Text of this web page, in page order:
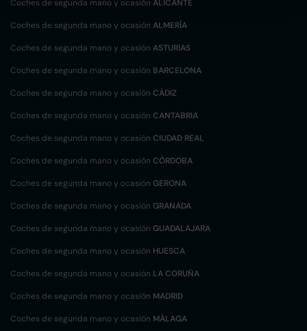
Coches de segunda mano y ocasión ALICANTE
Coches de segunda mano y ocasión ALMERÍA
Coches de segunda mano y ocasión ASTURIAS
Coches de segunda mano y ocasión BARCELONA
Coches de segunda mano y ocasión CÁDIZ
Coches de segunda mano y ocasión CANTABRIA
Coches de segunda mano y ocasión CIUDAD REAL
Coches de segunda mano y ocasión CÓRDOBA
Coches de segunda mano y ocasión GERONA
Coches de segunda mano y ocasión GRANADA
Coches de segunda mano y ocasión GUADALAJARA
Coches de segunda mano y ocasión HUESCA
Coches de segunda mano y ocasión LA CORUÑA
Coches de segunda mano y ocasión MADRID
Coches de segunda mano y ocasión MÁLAGA